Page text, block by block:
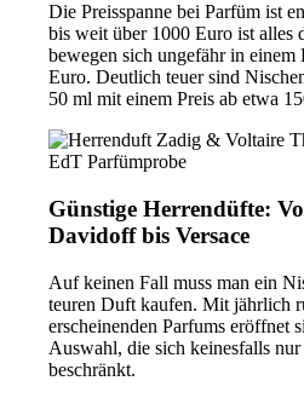
Die Preisspanne bei Parfüm ist
bis weit über 1000 Euro ist alles
bewegen sich ungefähr in einem
Euro. Deutlich teuer sind
50 ml mit einem Preis ab etwa
Günstige Herrendüfte:
Davidoff bis Versace
Auf keinen Fall muss man ein
teuren Duft kaufen. Mit jährlich
erscheinenden Parfums eröffnet
Auswahl, die sich keinesfalls
beschränkt.